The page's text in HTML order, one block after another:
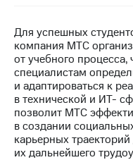
Новости
в
регионе
и акционерам
управление
Для успешных
компания МТС
от учебного
специалистам
и адаптироваться к
в технической и ИТ-
позволит МТС
в создании
карьерных
их дальнейшего